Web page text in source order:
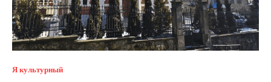
Я культурный